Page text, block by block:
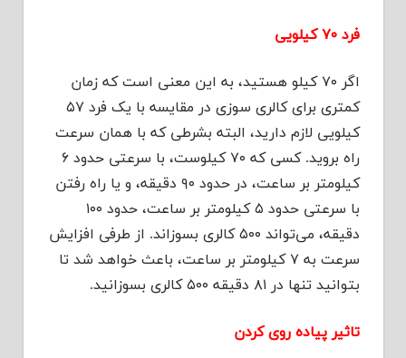
فرد ۷۰ کیلویی
اگر ۷۰ کیلو هستید، به این معنی است که زمان
کمتری برای کالری سوزی در مقایسه با یک فرد ۵۷
کیلویی لازم دارید، البته بشرطی که با همان سرعت
راه بروید. کسی که ۷۰ کیلوست، با سرعتی حدود ۶
کیلومتر بر ساعت، در حدود ۹۰ دقیقه، و یا راه رفتن
با سرعتی حدود ۵ کیلومتر بر ساعت، حدود ۱۰۰
دقیقه، می‌تواند ۵۰۰ کالری بسوزاند. از طرفی افزایش
سرعت به ۷ کیلومتر بر ساعت، باعث خواهد شد تا
بتوانید تنها در ۸۱ دقیقه ۵۰۰ کالری بسوزانید.
تاثیر پیاده روی کردن